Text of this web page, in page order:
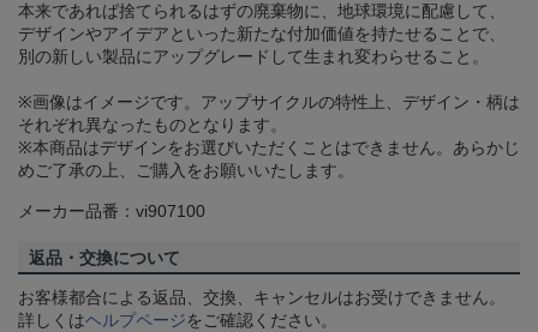
本来であれば捨てられるはずの廃棄物に、地球環境に配慮して、
デザインやアイデアといった新たな付加価値を持たせることで、
別の新しい製品にアップグレードして生まれ変わらせること。
※画像はイメージです。アップサイクルの特性上、デザイン・柄は
それぞれ異なったものとなります。
※本商品はデザインをお選びいただくことはできません。あらかじ
めご了承の上、ご購入をお願いいたします。
メーカー品番：vi907100
返品・交換について
お客様都合による返品、交換、キャンセルはお受けできません。
詳しくはヘルプページをご確認ください。